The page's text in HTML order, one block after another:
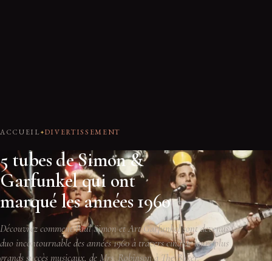
ACCUEIL DIVERTISSEMENT
5 tubes de Simon &
Garfunkel qui ont
marqué les années 1960
Découvrez comment Paul Simon et Art Garfunkel sont devenus le
duo incontournable des années 1960 à travers cinq de leurs plus
grands succès musicaux, de Mrs. Robinson à The Boxer.